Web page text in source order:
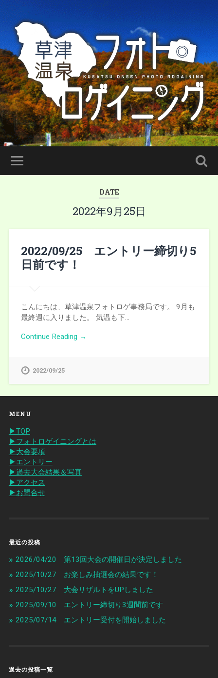
DATE
2022年9月25日
2022/09/25 エントリー締切り5
日前です！
こんにちは、草津温泉フォトロゲ事務局です。 9月も
最終週に入りました。 気温も下…
Continue Reading →
2022/09/25
MENU
▶︎TOP
▶︎フォトロゲイニングとは
▶︎大会要項
▶︎エントリー
▶︎過去大会結果＆写真
▶︎アクセス
▶︎お問合せ
最近の投稿
2026/04/20 第13回大会の開催日が決定しました
2025/10/27 お楽しみ抽選会の結果です！
2025/10/27 大会リザルトをUPしました
2025/09/10 エントリー締切り3週間前です
2025/07/14 エントリー受付を開始しました
過去の投稿一覧